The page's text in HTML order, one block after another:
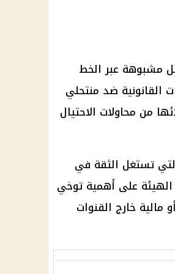
مشبوهة عبر الخط
القانونية ضد منتحلي
من محاولات الاحتيال
تستغل الثقة في
على أهمية توخي
خارج القنوات